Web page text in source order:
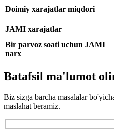
Doimiy xarajatlar miqdori
JAMI xarajatlar
Bir parvoz soati uchun JAMI
narx
Batafsil ma'lumot
Biz sizga barcha masalalar
maslahat beramiz.